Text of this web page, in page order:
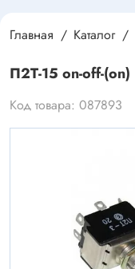
Главная Каталог
П2Т-15 on-off-(on)
Код товара: 087893